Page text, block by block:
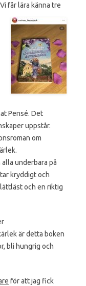
får lära känna tre
Pensé. Det
uppstår.
om
underbara på
kryddigt och
och en riktig
är detta boken
bli hungrig och
för att jag fick